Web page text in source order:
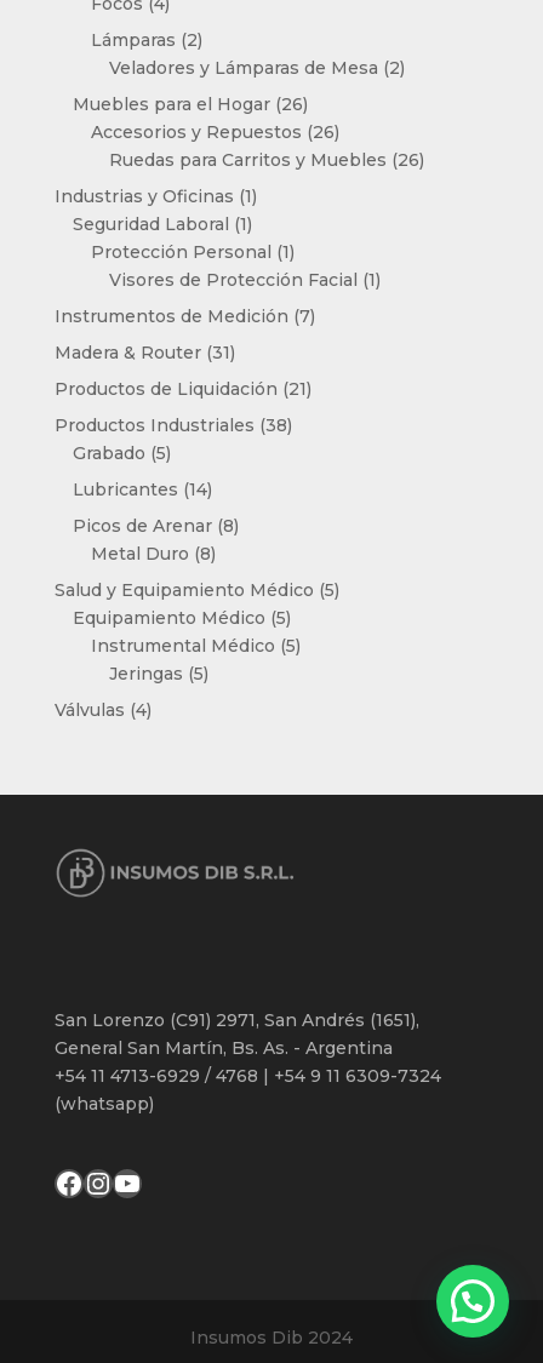
productos
Lámparas 22
productos
Veladores y Lámparas de Mesa 22
Muebles para el Hogar 2626
productos
Accesorios y Repuestos 2626
productos
Ruedas para Carritos y Muebles 2626
Industrias y Oficinas 11
producto
Seguridad Laboral 11
producto
Protección Personal 11
producto
Visores de Protección Facial 11
Instrumentos de Medición 77
Madera & Router 3131
productos
Productos de Liquidación 2121
Productos Industriales 3838
Grabado 55
productos
Lubricantes 1414
productos
Picos de Arenar 88
Metal Duro 88
productos
Salud y Equipamiento Médico 55
Equipamiento Médico 55
productos
Instrumental Médico 55
Jeringas 55
Válvulas 44
San Lorenzo (C91) 2971, San Andrés (1651),
General San Martín, Bs. As. - Argentina
+54 11 4713-6929 / 4768 | +54 9 11 6309-7324
(whatsapp)
Facebook
Instagram
YouTube
Insumos Dib 2024